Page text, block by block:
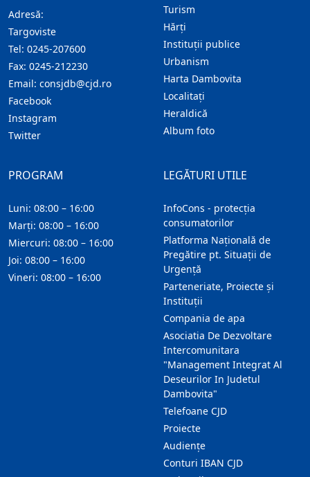
Adresă:
Targoviste
Tel: 0245-207600
Fax: 0245-212230
Email: consjdb@cjd.ro
Facebook
Instagram
Twitter
Turism
Hărţi
Instituţii publice
Urbanism
Harta Dambovita
Localitaţi
Heraldică
Album foto
LEGĂTURI UTILE
InfoCons - protecția
consumatorilor
Platforma Națională de
Pregătire pt. Situații de
Urgență
Parteneriate, Proiecte și
Instituții
Compania de apa
Asociatia De Dezvoltare
Intercomunitara
"Management Integrat Al
Deseurilor In Judetul
Dambovita"
Telefoane CJD
Proiecte
Audienţe
Conturi IBAN CJD
PROGRAM
Luni: 08:00 – 16:00
Marți: 08:00 – 16:00
Miercuri: 08:00 – 16:00
Joi: 08:00 – 16:00
Vineri: 08:00 – 16:00